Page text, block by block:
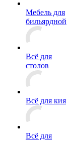
Мебель для
бильярдной
Всё для
столов
Всё для кия
Всё для